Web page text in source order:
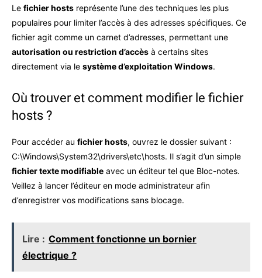
Le fichier hosts représente l’une des techniques les plus
populaires pour limiter l’accès à des adresses spécifiques. Ce
fichier agit comme un carnet d’adresses, permettant une
autorisation ou restriction d’accès à certains sites
directement via le système d’exploitation Windows.
Où trouver et comment modifier le fichier
hosts ?
Pour accéder au fichier hosts, ouvrez le dossier suivant :
C:\Windows\System32\drivers\etc\hosts. Il s’agit d’un simple
fichier texte modifiable avec un éditeur tel que Bloc-notes.
Veillez à lancer l’éditeur en mode administrateur afin
d’enregistrer vos modifications sans blocage.
Lire : Comment fonctionne un bornier
électrique ?